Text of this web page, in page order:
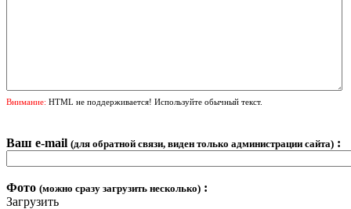
Внимание: HTML не поддерживается! Используйте обычный текст.
Ваш e-mail (для обратной связи, виден только администрации сайта) :
Фото (можно сразу загрузить несколько) :
Загрузить